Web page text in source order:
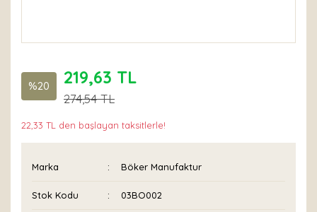
%20 219,63 TL
274,54 TL
22,33 TL den başlayan taksitlerle!
Marka Böker Manufaktur
Stok Kodu 03BO002